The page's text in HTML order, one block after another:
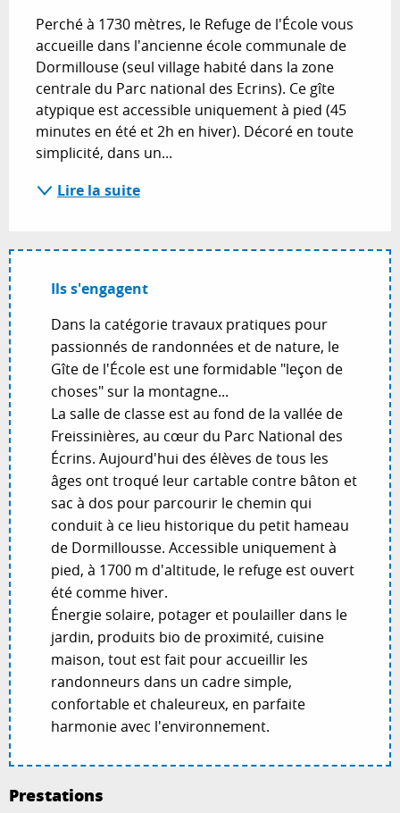
Perché à 1730 mètres, le Refuge de l'École vous
accueille dans l'ancienne école communale de
Dormillouse (seul village habité dans la zone
centrale du Parc national des Ecrins). Ce gîte
atypique est accessible uniquement à pied (45
minutes en été et 2h en hiver). Décoré en toute
simplicité, dans un...
Lire la suite
Ils s'engagent
Dans la catégorie travaux pratiques pour
passionnés de randonnées et de nature, le
Gîte de l'École est une formidable "leçon de
choses" sur la montagne...
La salle de classe est au fond de la vallée de
Freissinières, au cœur du Parc National des
Écrins. Aujourd'hui des élèves de tous les
âges ont troqué leur cartable contre bâton et
sac à dos pour parcourir le chemin qui
conduit à ce lieu historique du petit hameau
de Dormillousse. Accessible uniquement à
pied, à 1700 m d'altitude, le refuge est ouvert
été comme hiver.
Énergie solaire, potager et poulailler dans le
jardin, produits bio de proximité, cuisine
maison, tout est fait pour accueillir les
randonneurs dans un cadre simple,
confortable et chaleureux, en parfaite
harmonie avec l'environnement.
Prestations